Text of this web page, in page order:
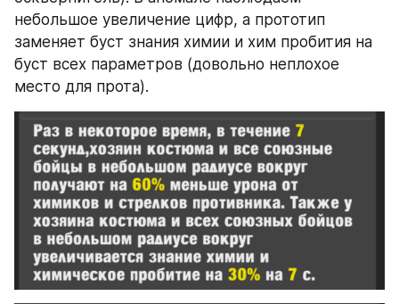
небольшое увеличение цифр, а прототип
заменяет буст знания химии и хим пробития на
буст всех параметров (довольно неплохое
место для прота).